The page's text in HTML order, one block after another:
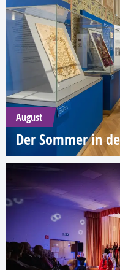
August
Der Sommer in